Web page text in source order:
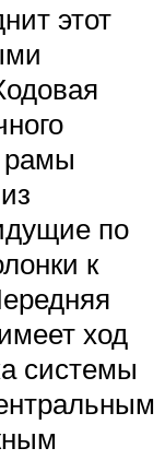
этот
рамы
по
к
ход
системы